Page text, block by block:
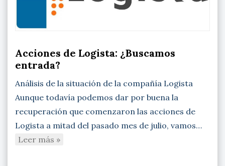
Acciones de Logista: ¿Buscamos
entrada?
Análisis de la situación de la compañía Logista
Aunque todavía podemos dar por buena la
recuperación que comenzaron las acciones de
Logista a mitad del pasado mes de julio, vamos…
Leer más »